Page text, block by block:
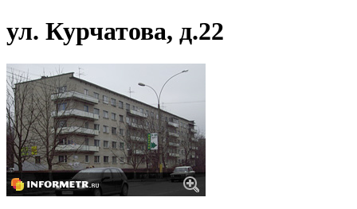
ул. Курчатова, д.22